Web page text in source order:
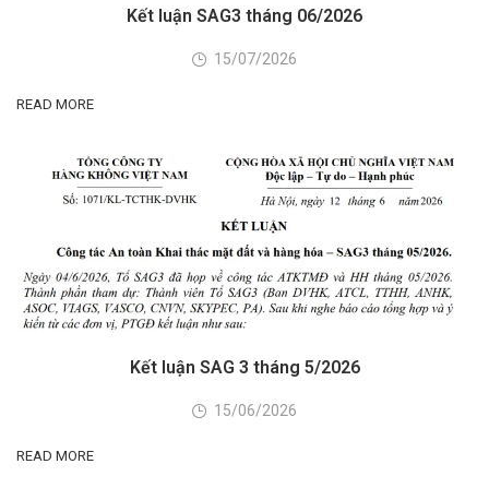
Kết luận SAG3 tháng 06/2026
15/07/2026
READ MORE
Kết luận SAG 3 tháng 5/2026
15/06/2026
READ MORE